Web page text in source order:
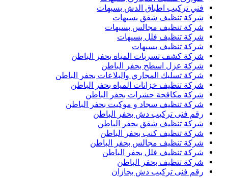
فني تركيب اطباق الدش بسيهات
شركة تنظيف شقق بسيهات
شركة تنظيف مجالس بسيهات
شركة تنظيف فلل بسيهات
شركة تنظيف بسيهات
شركة كشف تسربات المياه بحفر الباطن
شركة عزل اسطح بحفر الباطن
شركة تسليك المجاري والبلاعات بحفر الباطن
شركة تنظيف خزانات المياه بحفر الباطن
شركة مكافحة حشرات بحفر الباطن
شركة تنظيف سجاد و موكيت بحفر الباطن
رقم فنى تركيب دش بحفر الباطن
شركة تنظيف شقق بحفر الباطن
شركة تنظيف كنب بحفر الباطن
شركة تنظيف مجالس بحفر الباطن
شركة تنظيف فلل بحفر الباطن
شركة تنظيف بحفر الباطن
رقم فنى تركيب دش بجازان